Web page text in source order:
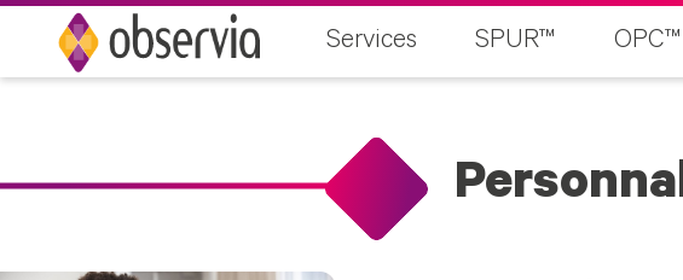
Services SPUR™ OPC™